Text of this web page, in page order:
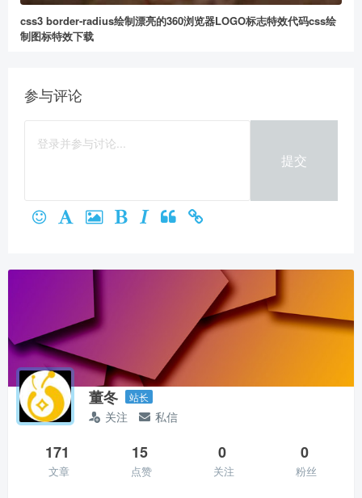
2
微信支付
立刻支付
css3 border-radius绘制漂亮的360浏览器LOGO标志特效代码css绘
制图标特效下载
参与评论
提交
董冬 站长
关注 私信
171
文章
15
点赞
0
关注
0
粉丝